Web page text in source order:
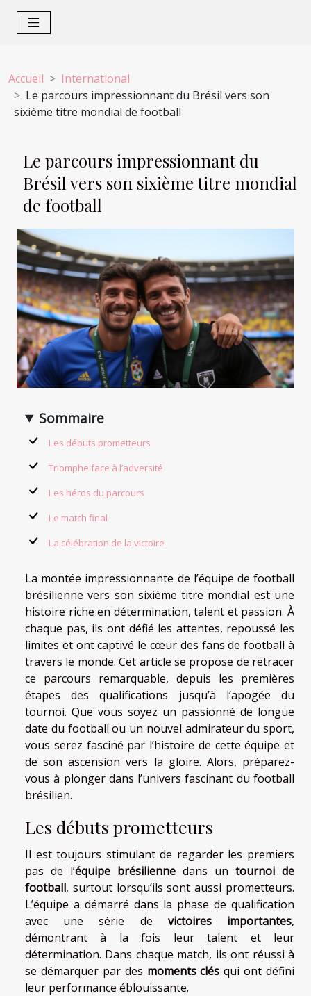
Accueil
International
Le parcours impressionnant du Brésil vers son
sixième titre mondial de football
Le parcours impressionnant du
Brésil vers son sixième titre mondial
de football
Sommaire
Les débuts prometteurs
Triomphe face à l’adversité
Les héros du parcours
Le match final
La célébration de la victoire
La montée impressionnante de l’équipe de football
brésilienne vers son sixième titre mondial est une
histoire riche en détermination, talent et passion. À
chaque pas, ils ont défié les attentes, repoussé les
limites et ont captivé le cœur des fans de football à
travers le monde. Cet article se propose de retracer
ce parcours remarquable, depuis les premières
étapes des qualifications jusqu’à l’apogée du
tournoi. Que vous soyez un passionné de longue
date du football ou un nouvel admirateur du sport,
vous serez fasciné par l’histoire de cette équipe et
de son ascension vers la gloire. Alors, préparez-
vous à plonger dans l’univers fascinant du football
brésilien.
Les débuts prometteurs
Il est toujours stimulant de regarder les premiers
pas de l’équipe brésilienne dans un tournoi de
football, surtout lorsqu’ils sont aussi prometteurs.
L’équipe a démarré dans la phase de qualification
avec une série de victoires importantes,
démontrant à la fois leur talent et leur
détermination. Dans chaque match, ils ont réussi à
se démarquer par des moments clés qui ont défini
leur performance éblouissante.